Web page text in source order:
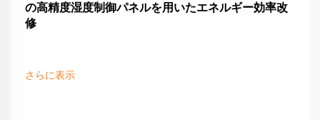
の高精度湿度制御パネルを用いたエネルギー効率改
修
さらに表示